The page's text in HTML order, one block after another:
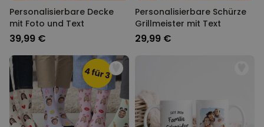
Personalisierbare Decke
mit Foto und Text
39,99 €
Personalisierbare Schürze
Grillmeister mit Text
29,99 €